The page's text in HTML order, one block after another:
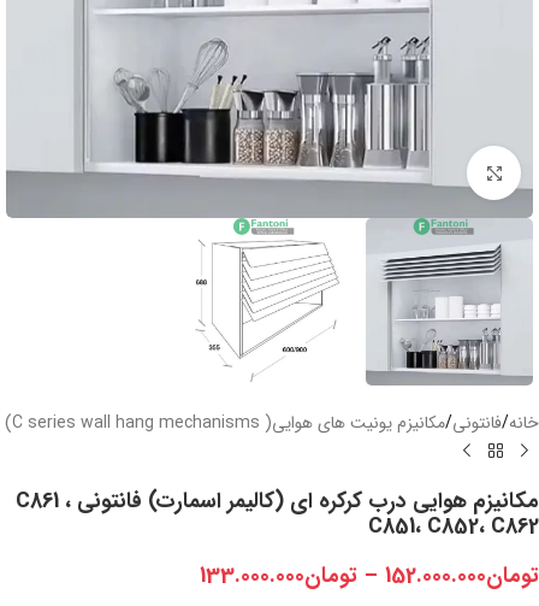
بزرگنمایی تصویر
خانه/فانتونی/مکانیزم یونیت های هوایی( C series wall hang mechanisms)
مکانیزم هوایی درب کرکره ای (کالیمر اسمارت) فانتونی C861 ،
C851، C852، C862
تومان152.000.000
– تومان133.000.000